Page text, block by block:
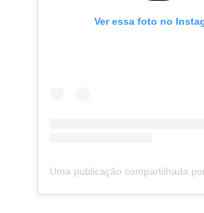
Ver essa foto no